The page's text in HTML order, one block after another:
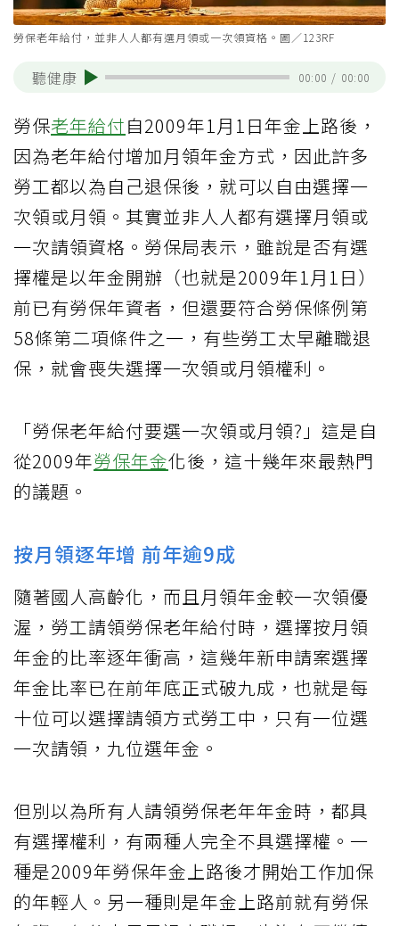
勞保老年給付，並非人人都有選月領或一次領資格。圖／123RF
聽健康 00:00 / 00:00
勞保老年給付自2009年1月1日年金上路後，
因為老年給付增加月領年金方式，因此許多
勞工都以為自己退保後，就可以自由選擇一
次領或月領。其實並非人人都有選擇月領或
一次請領資格。勞保局表示，雖說是否有選
擇權是以年金開辦（也就是2009年1月1日）
前已有勞保年資者，但還要符合勞保條例第
58條第二項條件之一，有些勞工太早離職退
保，就會喪失選擇一次領或月領權利。
「勞保老年給付要選一次領或月領?」這是自
從2009年勞保年金化後，這十幾年來最熱門
的議題。
按月領逐年增 前年逾9成
隨著國人高齡化，而且月領年金較一次領優
渥，勞工請領勞保老年給付時，選擇按月領
年金的比率逐年衝高，這幾年新申請案選擇
年金比率已在前年底正式破九成，也就是每
十位可以選擇請領方式勞工中，只有一位選
一次請領，九位選年金。
但別以為所有人請領勞保老年年金時，都具
有選擇權利，有兩種人完全不具選擇權。一
種是2009年勞保年金上路後才開始工作加保
的年輕人。另一種則是年金上路前就有勞保